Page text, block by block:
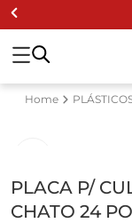
PLACA P/
CHATO 24